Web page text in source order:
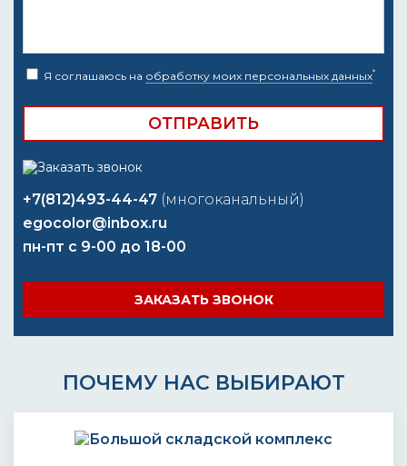
Я соглашаюсь на обработку моих персональных данных*
+7(812)493-44-47 (многоканальный)
egocolor@inbox.ru
пн-пт с 9-00 до 18-00
ЗАКАЗАТЬ ЗВОНОК
ПОЧЕМУ НАС ВЫБИРАЮТ